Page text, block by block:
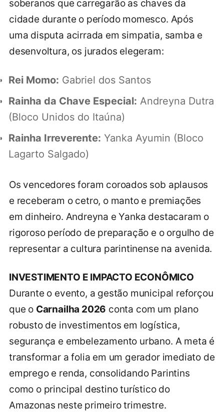
soberanos que carregarão as chaves da
cidade durante o período momesco. Após
uma disputa acirrada em simpatia, samba e
desenvoltura, os jurados elegeram:
Rei Momo: Gabriel dos Santos
Rainha da Chave Especial: Andreyna Dutra
(Bloco Unidos do Itaúna)
Rainha Irreverente: Yanka Ayumin (Bloco
Lagarto Salgado)
Os vencedores foram coroados sob aplausos
e receberam o cetro, o manto e premiações
em dinheiro. Andreyna e Yanka destacaram o
rigoroso período de preparação e o orgulho de
representar a cultura parintinense na avenida.
INVESTIMENTO E IMPACTO ECONÔMICO
Durante o evento, a gestão municipal reforçou
que o Carnailha 2026 conta com um plano
robusto de investimentos em logística,
segurança e embelezamento urbano. A meta é
transformar a folia em um gerador imediato de
emprego e renda, consolidando Parintins
como o principal destino turístico do
Amazonas neste primeiro trimestre.